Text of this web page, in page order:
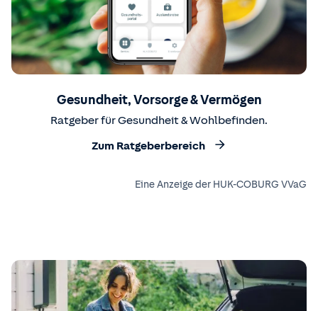
Gesundheit, Vorsorge & Vermögen
Ratgeber für Gesundheit & Wohlbefinden.
Zum Ratgeberbereich
Eine Anzeige der HUK-COBURG VVaG